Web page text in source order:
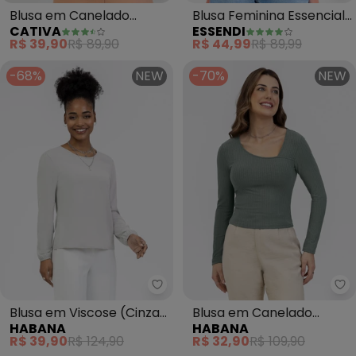
Blusa em Canelado
(Cinza)
CATIVA
R$ 39,90R$ 89,90
Blusa Feminina Essencial
em Algodão (Cinza)
ESSENDI
R$ 44,99R$ 89,99
-68%
NEW
Habana - Blusa em Viscose
Blusa em Viscose (Cinza
Claro)
HABANA
R$ 39,90R$ 124,90
-70% NEW
Blusa em Canelado
(Cinza)
HABANA
R$ 32,90R$ 109,90